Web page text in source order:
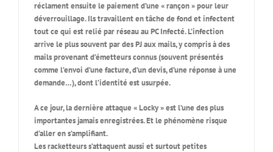
réclament ensuite le paiement d’une « rançon » pour leur
déverrouillage. Ils travaillent en tâche de fond et infectent
tout ce qui est relié par réseau au PC Infecté. L’infection
arrive le plus souvent par des PJ aux mails, y compris à des
mails provenant d’émetteurs connus (souvent présentés
comme l’envoi d’une facture, d’un devis, d’une réponse à une
demande…), dont l’identité est usurpée.
A ce jour, la dernière attaque « Locky » est l’une des plus
importantes jamais enregistrées. Et le phénomène risque
d’aller en s’amplifiant.
Les racketteurs s’attaquent aussi et surtout petites